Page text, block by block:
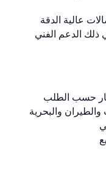
عالية الدقة
الدعم الفني
حسب الطلب
والبحرية